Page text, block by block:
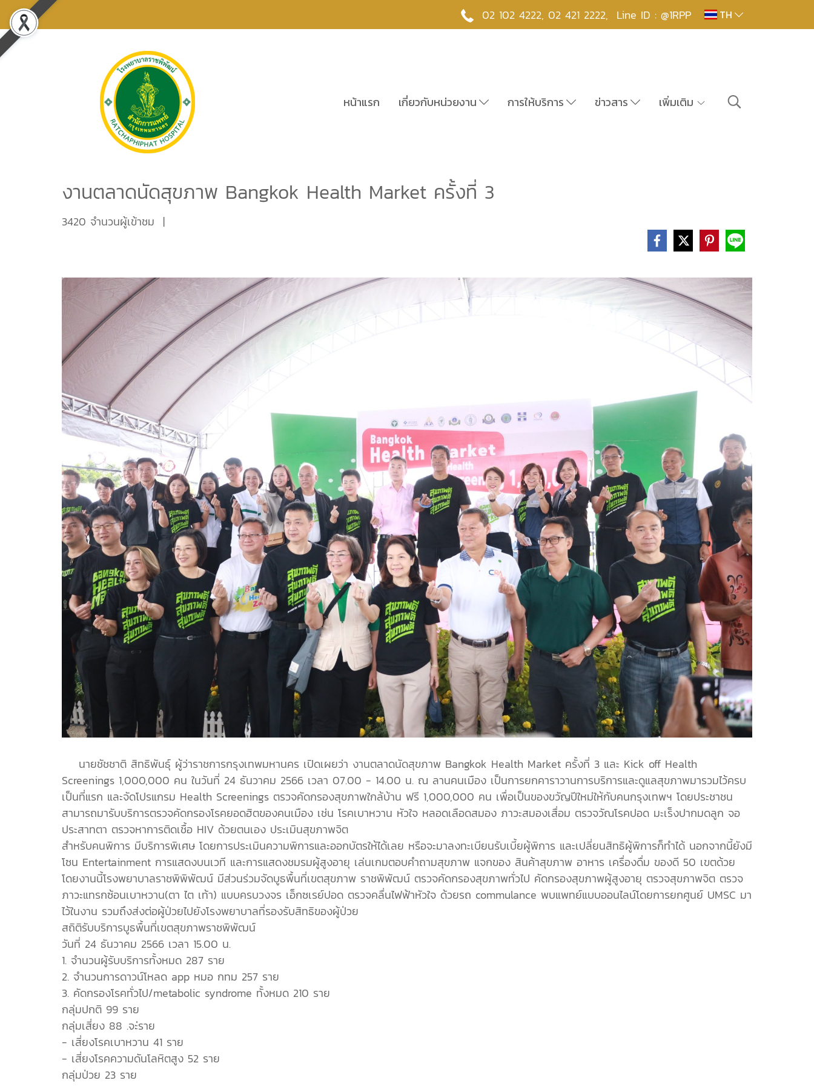
02 102 4222, 02 421 2222, Line ID : @1RPP TH
หน้าแรก เกี่ยวกับหน่วยงาน การให้บริการ ข่าวสาร เพิ่มเติม
งานตลาดนัดสุขภาพ Bangkok Health Market ครั้งที่ 3
3420 จำนวนผู้เข้าชม |
นายชัชชาติ สิทธิพันธุ์ ผู้ว่าราชการกรุงเทพมหานคร เปิดเผยว่า งานตลาดนัดสุขภาพ Bangkok Health Market ครั้งที่ 3 และ Kick off Health
Screenings 1,000,000 คน ในวันที่ 24 ธันวาคม 2566 เวลา 07.00 - 14.00 น. ณ ลานคนเมือง เป็นการยกคาราวานการบริการและดูแลสุขภาพมารวมไว้ครบ
เป็นที่แรก และจัดโปรแกรม Health Screenings ตรวจคัดกรองสุขภาพใกล้บ้าน ฟรี 1,000,000 คน เพื่อเป็นของขวัญปีใหม่ให้กับคนกรุงเทพฯ โดยประชาชน
สามารถมารับบริการตรวจคัดกรองโรคยอดฮิตของคนเมือง เช่น โรคเบาหวาน หัวใจ หลอดเลือดสมอง ภาวะสมองเสื่อม ตรวจวัณโรคปอด มะเร็งปากมดลูก จอ
ประสาทตา ตรวจหาการติดเชื้อ HIV ด้วยตนเอง ประเมินสุขภาพจิต
สำหรับคนพิการ มีบริการพิเศษ โดยการประเมินความพิการและออกบัตรให้ได้เลย หรือจะมาลงทะเบียนรับเบี้ยผู้พิการ และเปลี่ยนสิทธิผู้พิการก็ทำได้ นอกจากนี้ยังมี
โซน Entertainment การแสดงบนเวที และการแสดงชมรมผู้สูงอายุ เล่นเกมตอบคำถามสุขภาพ แจกของ สินค้าสุขภาพ อาหาร เครื่องดื่ม ของดี 50 เขตด้วย
โดยงานนี้โรงพยาบาลราชพิพิพัฒน์ มีส่วนร่วมจัดบูธพื้นที่เขตสุขภาพ ราชพิพัฒน์ ตรวจคัดกรองสุขภาพทั่วไป คัดกรองสุขภาพผู้สูงอายุ ตรวจสุขภาพจิต ตรวจ
ภาวะแทรกซ้อนเบาหวาน(ตา ไต เท้า) แบบครบวงจร เอ็กซเรย์ปอด ตรวจคลื่นไฟฟ้าหัวใจ ด้วยรถ commulance พบแพทย์แบบออนไลน์โดยการยกศูนย์ UMSC มา
ไว้ในงาน รวมถึงส่งต่อผู้ป่วยไปยังโรงพยาบาลที่รองรับสิทธิของผู้ป่วย
สถิติรับบริการบูธพื้นที่เขตสุขภาพราชพิพัฒน์
วันที่ 24 ธันวาคม 2566 เวลา 15.00 น.
1. จำนวนผู้รับบริการทั้งหมด 287 ราย
2. จำนวนการดาวน์โหลด app หมอ กทม 257 ราย
3. คัดกรองโรคทั่วไป/metabolic syndrome ทั้งหมด 210 ราย
กลุ่มปกติ 99 ราย
กลุ่มเสี่ยง 88 .จะ่ราย
- เสี่ยงโรคเบาหวาน 41 ราย
- เสี่ยงโรคความดันโลหิตสูง 52 ราย
กลุ่มป่วย 23 ราย